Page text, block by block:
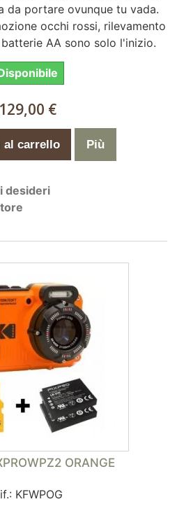
da portare ovunque tu vada.
occhi rossi, rilevamento
AA sono solo l'inizio.
129,00 €
al carrello Più
desideri
ORANGE
KFWPOG